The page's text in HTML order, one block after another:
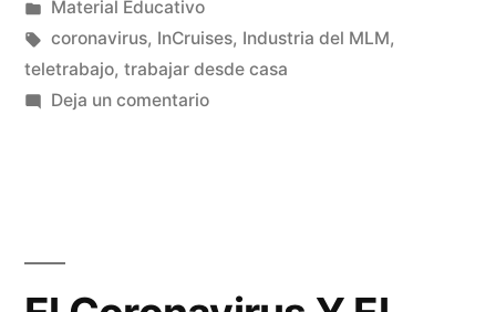
por
Publicado
en
Material Educativo
Etiquetas:
coronavirus, InCruises, Industria del MLM,
teletrabajo, trabajar desde casa
Deja un comentarioen